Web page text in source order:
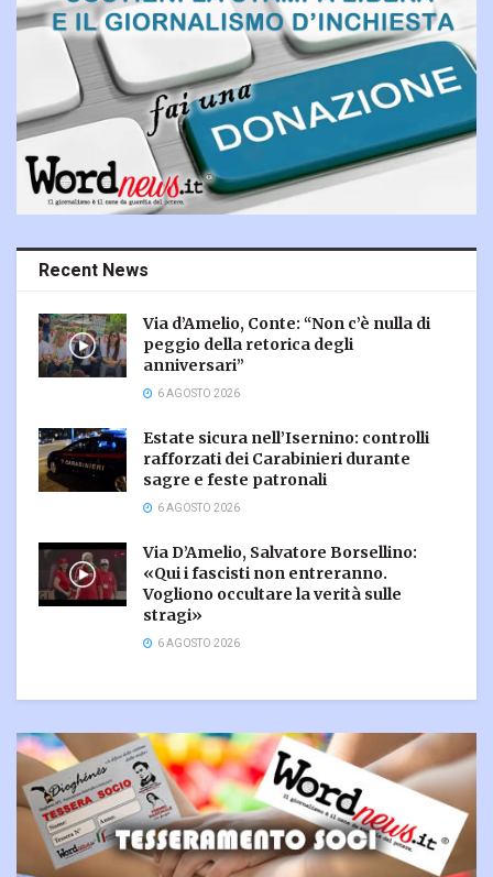
Recent News
Via d’Amelio, Conte: “Non c’è nulla di
peggio della retorica degli
anniversari”
6 AGOSTO 2026
Estate sicura nell’Isernino: controlli
rafforzati dei Carabinieri durante
sagre e feste patronali
6 AGOSTO 2026
Via D’Amelio, Salvatore Borsellino:
«Qui i fascisti non entreranno.
Vogliono occultare la verità sulle
stragi»
6 AGOSTO 2026